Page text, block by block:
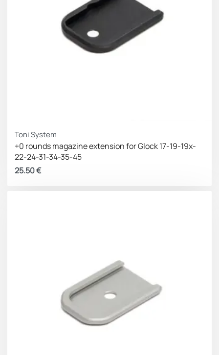
Toni System
+0 rounds magazine extension for Glock 17-19-19x-
22-24-31-34-35-45
25.50€